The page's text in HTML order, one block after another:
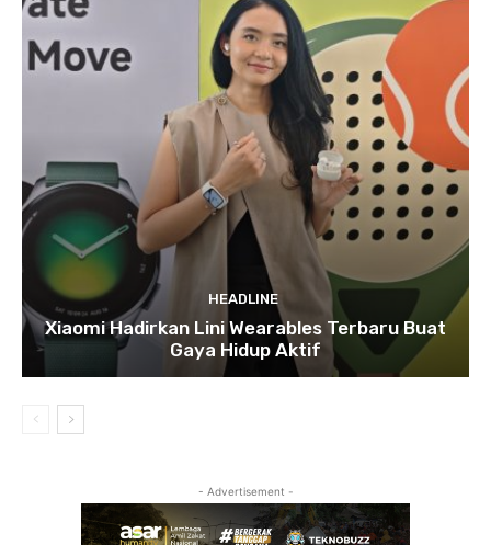
HEADLINE
Xiaomi Hadirkan Lini Wearables Terbaru Buat
Gaya Hidup Aktif
- Advertisement -